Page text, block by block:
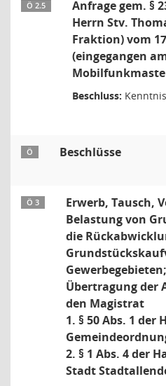
Ö 2.5
Anfrage gem. §
Herrn Stv.
Fraktion) vom
(eingegangen
Beschluss:
Ö Beschlüsse
Ö 3
Erwerb, Tausch,
Belastung von
die
Gewerbegebieten;
Übertragung der
den Magistrat
1. § 50 Abs. 1 der
2. § 1 Abs. 4 der
Stadt